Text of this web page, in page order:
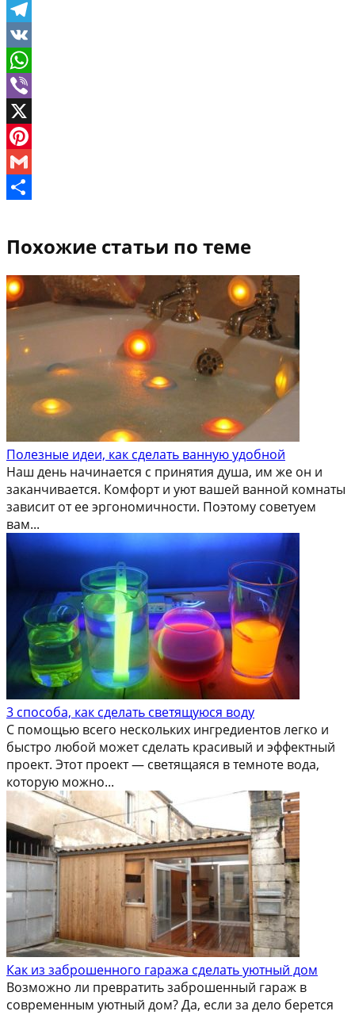
Twitter
Telegram
VK
WhatsApp
Viber
X
Pinterest
Gmail
Похожие статьи по теме
Полезные идеи, как сделать ванную удобной
Наш день начинается с принятия душа, им же он и
заканчивается. Комфорт и уют вашей ванной комнаты
зависит от ее эргономичности. Поэтому советуем
вам...
3 способа, как сделать светящуюся воду
С помощью всего нескольких ингредиентов легко и
быстро любой может сделать красивый и эффектный
проект. Этот проект — светящаяся в темноте вода,
которую можно...
Как из заброшенного гаража сделать уютный дом
Возможно ли превратить заброшенный гараж в
современным уютный дом? Да, если за дело берется